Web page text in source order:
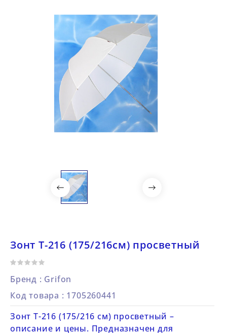
Зонт Т-216 (175/216см) просветный
Бренд : Grifon
Код товара : 1705260441
Зонт Т-216 (175/216 см) просветный –
описание и цены. Предназначен для